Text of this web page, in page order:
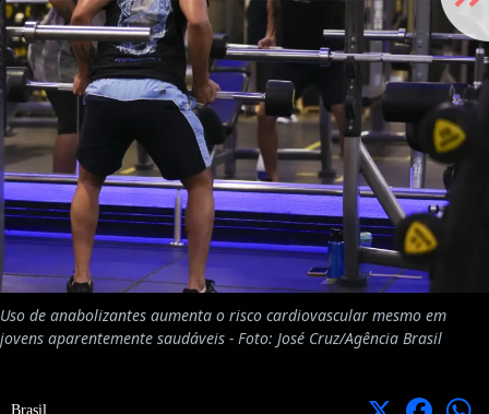
Uso de anabolizantes aumenta o risco cardiovascular mesmo em
jovens aparentemente saudáveis - Foto: José Cruz/Agência Brasil
Brasil X Facebook